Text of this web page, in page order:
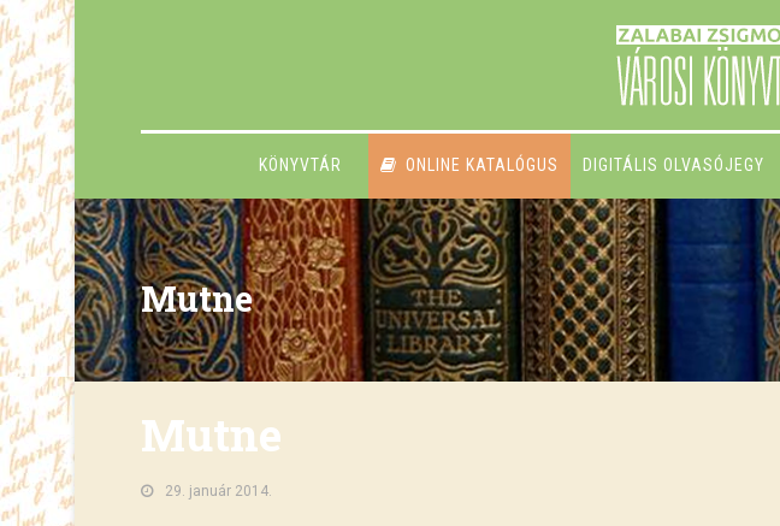
KÖNYVTÁR ONLINE KATALÓGUS DIGITÁLIS OLVASÓJEGY
Mutne
Mutne
29. január 2014.